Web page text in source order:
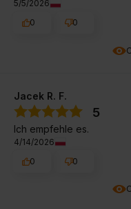
5/5/2026
0
0
Jacek R. F.
5
Ich empfehle es.
4/14/2026
0
0